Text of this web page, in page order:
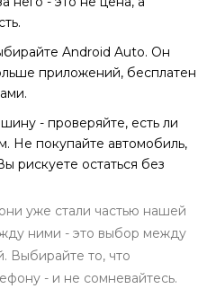
Android Auto. Он
приложений, бесплатен
- проверяйте, есть ли
Не покупайте автомобиль,
рискуете остаться без
уже стали частью нашей
ними - это выбор между
Выбирайте то, что
- и не сомневайтесь.